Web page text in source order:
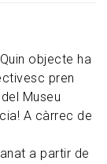
objecte ha
pren
Museu
A càrrec de
a partir de